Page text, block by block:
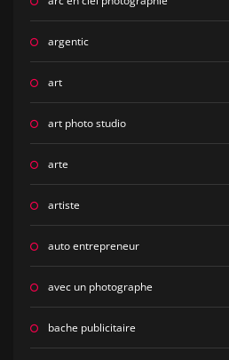
argentic
art
art photo studio
arte
artiste
auto entrepreneur
avec un photographe
bache publicitaire